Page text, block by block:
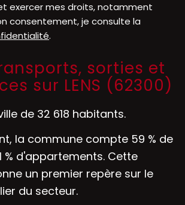
exercer mes droits, notamment
consentement, je consulte la
.
sorties et
sur LENS (62300)
de 32 618 habitants.
la commune compte 59 % de
% d'appartements. Cette
un premier repère sur le
du secteur.